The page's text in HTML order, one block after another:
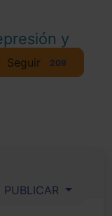
y
Seguir 209
PUBLICAR